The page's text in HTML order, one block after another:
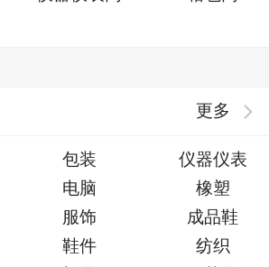
更多
包装
仪器仪表
电脑
橡塑
服饰
成品鞋
鞋件
纺织